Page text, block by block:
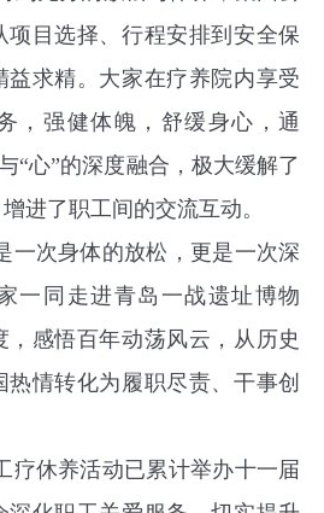
项目选择、行程安排到安全保
益求精。大家在疗养院内享受
，强健体魄，舒缓身心，通
“心”的深度融合，极大缓解了
进了职工间的交流互动。
一次身体的放松，更是一次深
一同走进青岛一战遗址博物
感悟百年动荡风云，从历史
情转化为履职尽责、干事创
疗休养活动已累计举办十一届